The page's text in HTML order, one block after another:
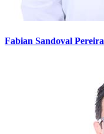
Fabian Sandoval Pereira